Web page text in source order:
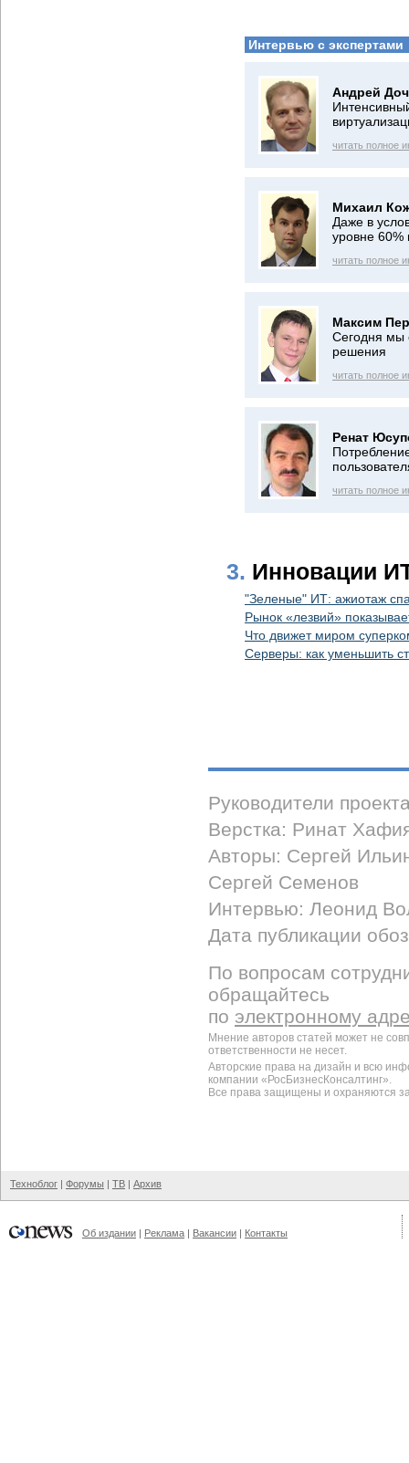
Интервью с экспертами
Андрей
читать полное
Михаил
Даже в
уровне 60%
читать полное
Максим
Сегодня мы
решения
читать полное
Ренат
читать полное
3. Инновации
"Зеленые" ИТ: ажиотаж
Рынок «лезвий»
Что движет миром
Серверы: как уменьшить
Руководители
Верстка: Ринат
Авторы: Сергей
Сергей Семенов
Интервью: Леонид
Дата публикации
По вопросам
обращайтесь
по электронному
Мнение авторов статей может не
ответственности не несет.
Авторские права на дизайн и всю
компании «РосБизнесКонсалтинг».
Все права защищены и охраняются
Техноблог | Форумы | ТВ | Архив
Об издании | Реклама | Вакансии | Контакты